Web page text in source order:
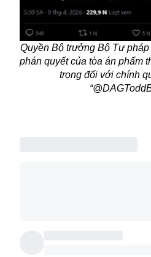
Quyền Bộ trưởng Bộ Tư
phán quyết của tòa án phẩm
trọng đối với chính